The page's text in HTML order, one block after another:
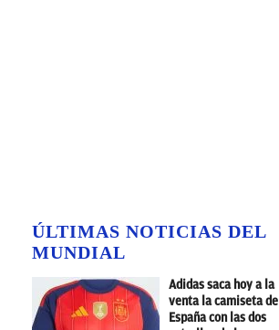
ÚLTIMAS NOTICIAS DEL
MUNDIAL
Adidas saca hoy a la
venta la camiseta de
España con las dos